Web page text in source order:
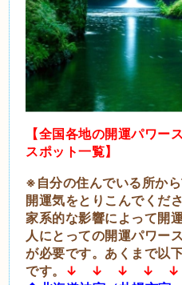
【全国各地の開運パワー
スポット一覧】
※自分の住んでいる所か
開運気をとりこんでくだ
家系的な影響によって開
人にとっての開運パワー
が必要です。あくまで以
です。
↓ ↓ ↓ ↓ ↓